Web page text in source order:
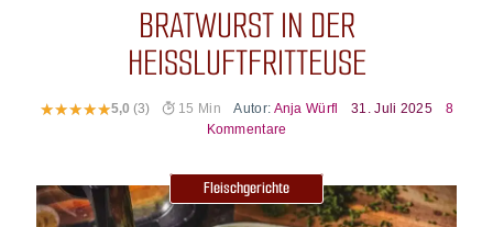
BRATWURST IN DER
HEISSLUFTFRITTEUSE
5,0 (3) 15 Min Autor: Anja Würfl 31. Juli 2025
8
Kommentare
Fleischgerichte